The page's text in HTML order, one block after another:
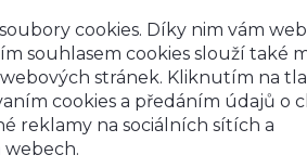
IN 5 - kov
+99 Kč/Ks
ZI5 - KOV
+149 Kč/ks
cookies. Díky nim vám web
souhlasem cookies slouží také
stránek. Kliknutím na
cookies a předáním údajů o
reklamy na sociálních sítích a